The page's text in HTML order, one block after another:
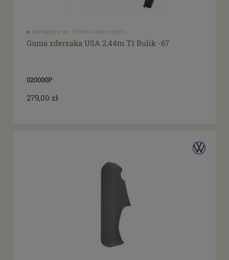
dostępny do 10 dni roboczych
Guma zderzaka USA 2,44m T1 Bulik -67
020000P
279,00 zł